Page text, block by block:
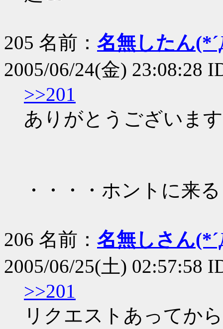
205 名前： 名無したん
2005/06/24(金) 23:08:28
>>201
ありがとうございま
・・・・ホントに来
206 名前： 名無しさん
2005/06/25(土) 02:57:58
>>201
リクエストあってか